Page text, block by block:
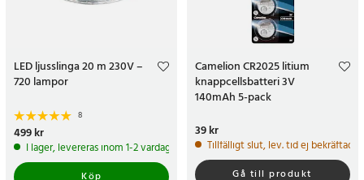
LED ljusslinga 20 m 230V –
720 lampor
8
Pris:499 kr
499 kr
I lager, levereras inom 1-2 vardagar
Köp
Camelion CR2025 litium
knappcellsbatteri 3V
140mAh 5-pack
Pris:
39 kr
Tillfälligt slut, lev. tid ej bekräftad.
Gå till produkt